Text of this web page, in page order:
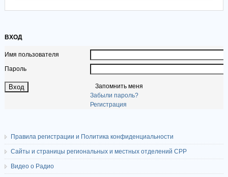
ВХОД
Имя пользователя
Пароль
Запомнить меня
Забыли пароль?
Регистрация
Правила регистрации и Политика конфиденциальности
Сайты и страницы региональных и местных отделений СРР
Видео о Радио